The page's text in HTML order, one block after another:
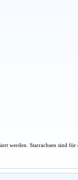
werden. Starrachsen sind